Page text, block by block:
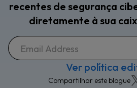
recentes de segurança
diretamente à sua
Ver política
Compartilhar este blogue